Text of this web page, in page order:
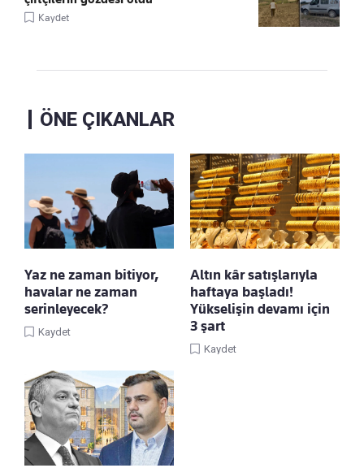
Kaydet
ÖNE ÇIKANLAR
Yaz ne zaman bitiyor,
havalar ne zaman
serinleyecek?
Kaydet
Altın kâr satışlarıyla
haftaya başladı!
Yükselişin devamı için
3 şart
Kaydet